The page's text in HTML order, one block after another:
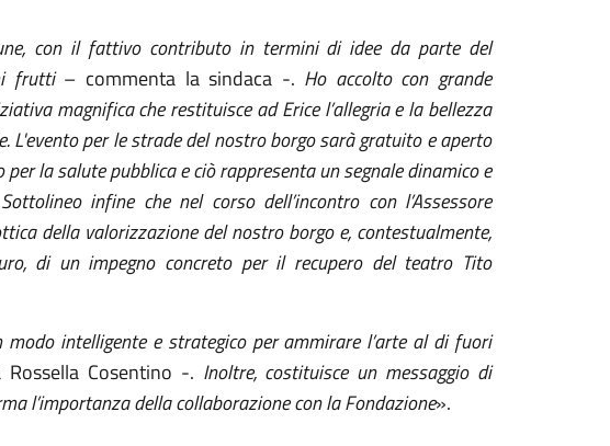
con il fattivo contributo in termini di idee da parte del
frutti– commenta la sindaca -. Ho accolto con grande
magnifica che restituisce ad Erice l’allegria e la bellezza
L'evento per le strade del nostro borgo sarà gratuito e aperto
la salute pubblica e ciò rappresenta un segnale dinamico e
infine che nel corso dell’incontro con l’Assessore
della valorizzazione del nostro borgo e, contestualmente,
di un impegno concreto per il recupero del teatro Tito
intelligente e strategico per ammirare l’arte al di fuori
Cosentino -. Inoltre, costituisce un messaggio di
l’importanza della collaborazione con la Fondazione».